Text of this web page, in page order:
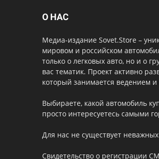
О НАС
Медиа-издание Sovet.Store –
мировом и российском
только о легковых авто, но и о
вас тематик. Проект активно
который занимается ведением
Выбираете, какой автомобиль
просто интересуетесь самыми
Для нас не существует
Свидетельство о регистрации